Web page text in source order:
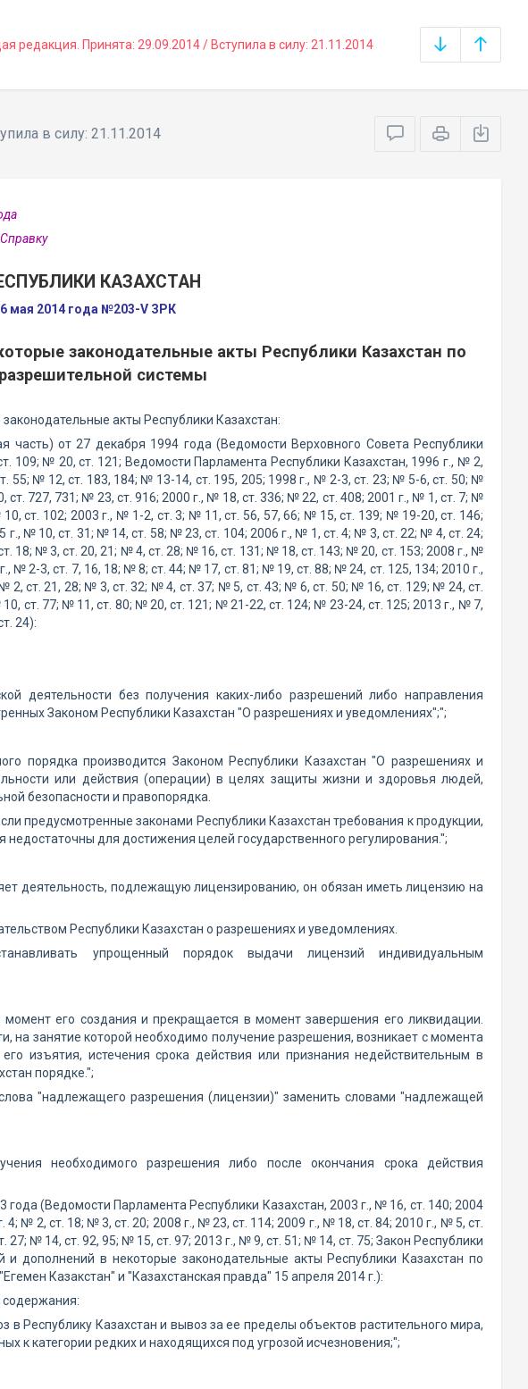
редакция. Принята: 29.09.2014 / Вступила в силу: 21.11.2014
в силу: 21.11.2014
КАЗАХСТАН
мая 2014 года №203-V ЗРК
законодательные акты Республики Казахстан по
системы
акты Республики Казахстан:
часть) от 27 декабря 1994 года (Ведомости Верховного Совета Республики
109; № 20, ст. 121; Ведомости Парламента Республики Казахстан, 1996 г., № 2,
55; № 12, ст. 183, 184; № 13-14, ст. 195, 205; 1998 г., № 2-3, ст. 23; № 5-6, ст. 50; №
727, 731; № 23, ст. 916; 2000 г., № 18, ст. 336; № 22, ст. 408; 2001 г., № 1, ст. 7; №
ст. 102; 2003 г., № 1-2, ст. 3; № 11, ст. 56, 57, 66; № 15, ст. 139; № 19-20, ст. 146;
№ 10, ст. 31; № 14, ст. 58; № 23, ст. 104; 2006 г., № 1, ст. 4; № 3, ст. 22; № 4, ст. 24;
18; № 3, ст. 20, 21; № 4, ст. 28; № 16, ст. 131; № 18, ст. 143; № 20, ст. 153; 2008 г., №
№ 2-3, ст. 7, 16, 18; № 8; ст. 44; № 17, ст. 81; № 19, ст. 88; № 24, ст. 125, 134; 2010 г.,
ст. 21, 28; № 3, ст. 32; № 4, ст. 37; № 5, ст. 43; № 6, ст. 50; № 16, ст. 129; № 24, ст.
ст. 77; № 11, ст. 80; № 20, ст. 121; № 21-22, ст. 124; № 23-24, ст. 125; 2013 г., № 7,
24):
деятельности без получения каких-либо разрешений либо направления
Законом Республики Казахстан "О разрешениях и уведомлениях";";
порядка производится Законом Республики Казахстан "О разрешениях и
или действия (операции) в целях защиты жизни и здоровья людей,
безопасности и правопорядка.
предусмотренные законами Республики Казахстан требования к продукции,
для достижения целей государственного регулирования.";
деятельность, подлежащую лицензированию, он обязан иметь лицензию на
Республики Казахстан о разрешениях и уведомлениях.
упрощенный порядок выдачи лицензий индивидуальным
его создания и прекращается в момент завершения его ликвидации.
на занятие которой необходимо получение разрешения, возникает с момента
изъятия, истечения срока действия или признания недействительным в
порядке.";
"надлежащего разрешения (лицензии)" заменить словами "надлежащей
необходимого разрешения либо после окончания срока действия
года (Ведомости Парламента Республики Казахстан, 2003 г., № 16, ст. 140; 2004
№ 2, ст. 18; № 3, ст. 20; 2008 г., № 23, ст. 114; 2009 г., № 18, ст. 84; 2010 г., № 5, ст.
27; № 14, ст. 92, 95; № 15, ст. 97; 2013 г., № 9, ст. 51; № 14, ст. 75; Закон Республики
дополнений в некоторые законодательные акты Республики Казахстан по
Казакстан" и "Казахстанская правда" 15 апреля 2014 г.):
содержания:
Республику Казахстан и вывоз за ее пределы объектов растительного мира,
к категории редких и находящихся под угрозой исчезновения;";